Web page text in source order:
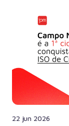
22 jun 2026